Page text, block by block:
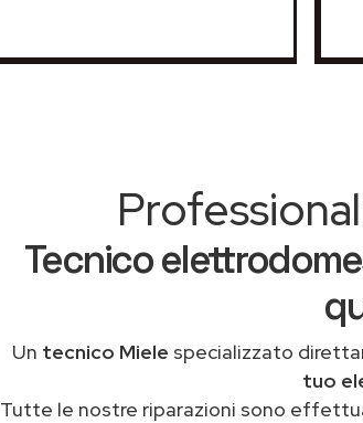
Tecnico
Un tecnico Miele specializzato
tuo
Tutte le nostre riparazioni sono